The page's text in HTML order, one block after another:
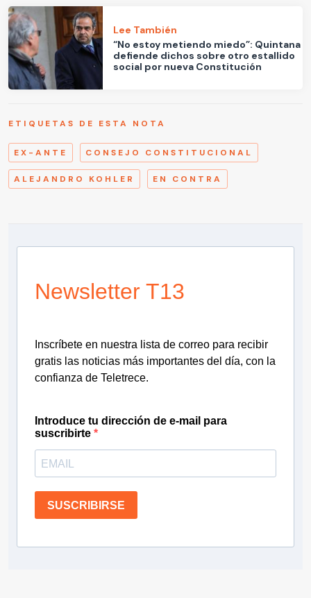
Lee También
“No estoy metiendo miedo”: Quintana
defiende dichos sobre otro estallido
social por nueva Constitución
ETIQUETAS DE ESTA NOTA
EX-ANTE CONSEJO CONSTITUCIONAL
ALEJANDRO KOHLER EN CONTRA
Newsletter T13
Inscríbete en nuestra lista de correo para recibir
gratis las noticias más importantes del día, con la
confianza de Teletrece.
Introduce tu dirección de e-mail para
suscribirte
SUSCRIBIRSE